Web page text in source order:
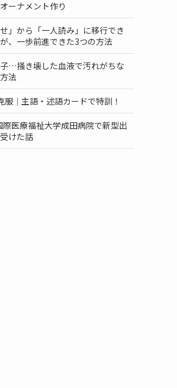
ーナメント作り
せ」から「一人読み」に移行でき
、一歩前進できた3つの方法
…掻き壊した血液で汚れがちな
法
服｜主語・述語カードで特訓！
際医療福祉大学成田病院で新型出
けた話